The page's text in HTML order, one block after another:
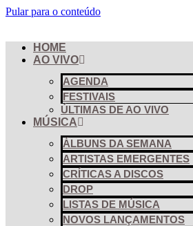
Pular para o conteúdo
HOME
AO VIVO
AGENDA
FESTIVAIS
ÚLTIMAS DE AO VIVO
MÚSICA
ÁLBUNS DA SEMANA
ARTISTAS EMERGENTES
CRÍTICAS A DISCOS
DROP
LISTAS DE MÚSICA
NOVOS LANÇAMENTOS